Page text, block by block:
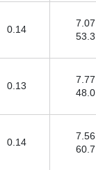
0.14
7.07
53.3
0.13
7.77
48.0
0.14
7.56
60.7